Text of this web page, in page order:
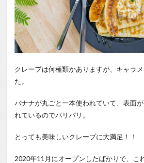
クレープは何種類かありますが、キャラ
た。
バナナが丸ごと一本使われていて、表面
れているのでパリパリ。
とっても美味しいクレープに大満足！！
2020年11月にオープンしたばかりで、こ